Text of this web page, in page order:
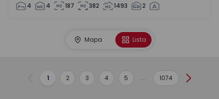
4 4 187 382 1493 2
Mapa Lista
Anterior
1 2 3 4 5 ... 1074